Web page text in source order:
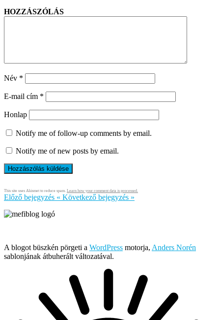
HOZZÁSZÓLÁS
Név *
E-mail cím *
Honlap
Notify me of follow-up comments by email.
Notify me of new posts by email.
This site uses Akismet to reduce spam. Learn how your comment data is processed.
Előző bejegyzés « Következő bejegyzés »
A blogot büszkén pörgeti a WordPress motorja, Anders Norén
sablonjának átbuherált változatával.